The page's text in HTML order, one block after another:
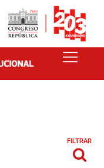
FILTRAR